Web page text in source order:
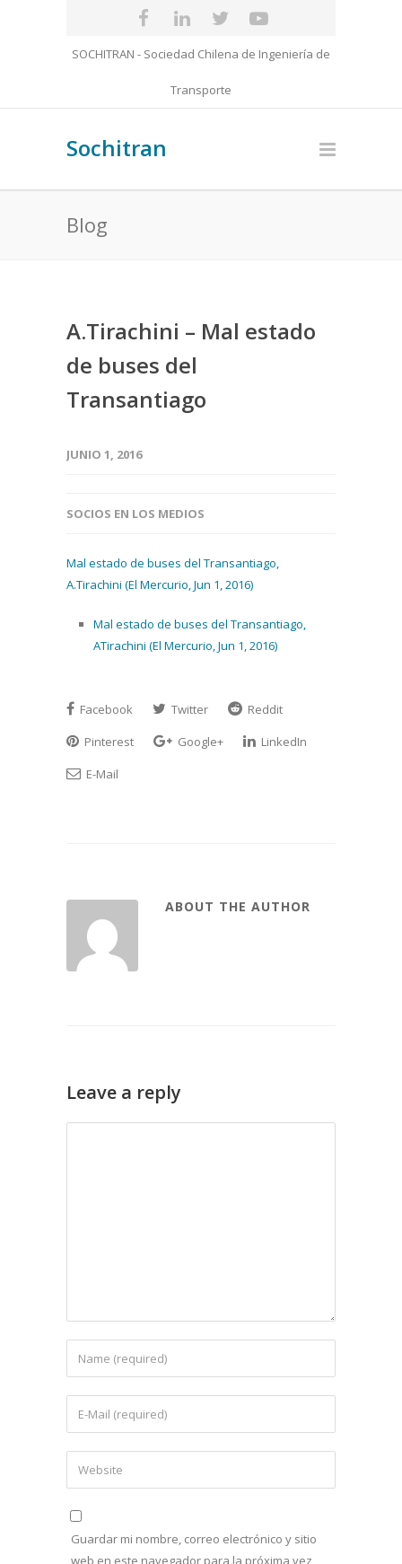
SOCHITRAN - Sociedad Chilena de Ingeniería de
Transporte
Sochitran
Blog
A.Tirachini – Mal estado
de buses del
Transantiago
JUNIO 1, 2016
SOCIOS EN LOS MEDIOS
Mal estado de buses del Transantiago,
A.Tirachini (El Mercurio, Jun 1, 2016)
Mal estado de buses del Transantiago,
ATirachini (El Mercurio, Jun 1, 2016)
Facebook Twitter
Reddit
Pinterest
Google+
LinkedIn
E-Mail
ABOUT THE AUTHOR
Leave a reply
Guardar mi nombre, correo electrónico y sitio
web en este navegador para la próxima vez